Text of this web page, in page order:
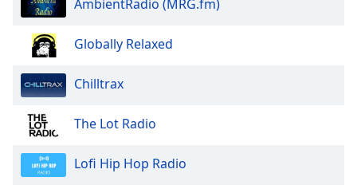
window.
Escape
cancel
close
window.
AmbientRadio (MRG.fm)
Globally Relaxed
Chilltrax
The Lot Radio
Lofi Hip Hop Radio